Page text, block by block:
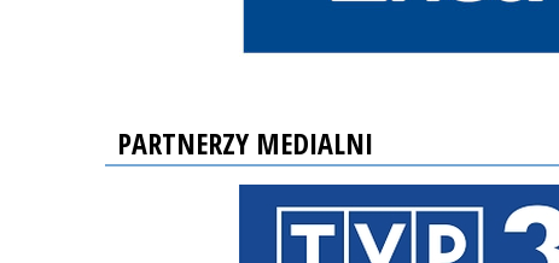
PARTNERZY MEDIALNI